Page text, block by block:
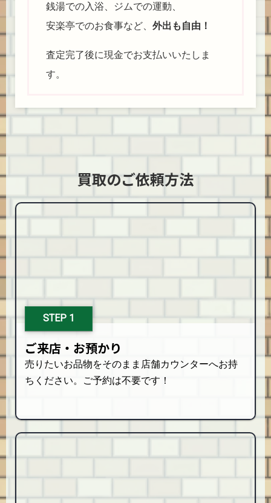
銭湯での入浴、ジムでの運動、
安楽亭でのお食事など、外出も自由！
査定完了後に現金でお支払いいたしま
す。
買取のご依頼方法
STEP 1
ご来店・お預かり
売りたいお品物をそのまま店舗カウンターへお持
ちください。ご予約は不要です！